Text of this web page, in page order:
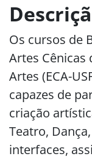
Os cursos de
Artes Cênicas
Artes (ECA-
capazes de
criação
Teatro,
interfaces,